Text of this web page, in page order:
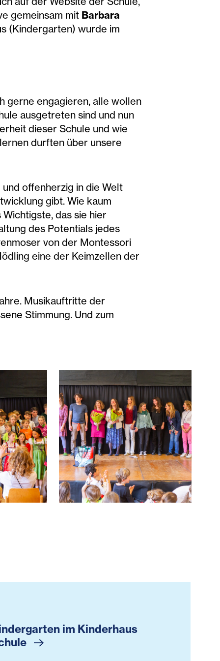
gemeinsam mit Barbara
(Kindergarten) wurde im
gerne engagieren, alle wollen
ausgetreten sind und nun
dieser Schule und wie
durften über unsere
offenherzig in die Welt
gibt. Wie kaum
das sie hier
des Potentials jedes
von der Montessori
eine der Keimzellen der
Musikauftritte der
Stimmung. Und zum
im Kinderhaus